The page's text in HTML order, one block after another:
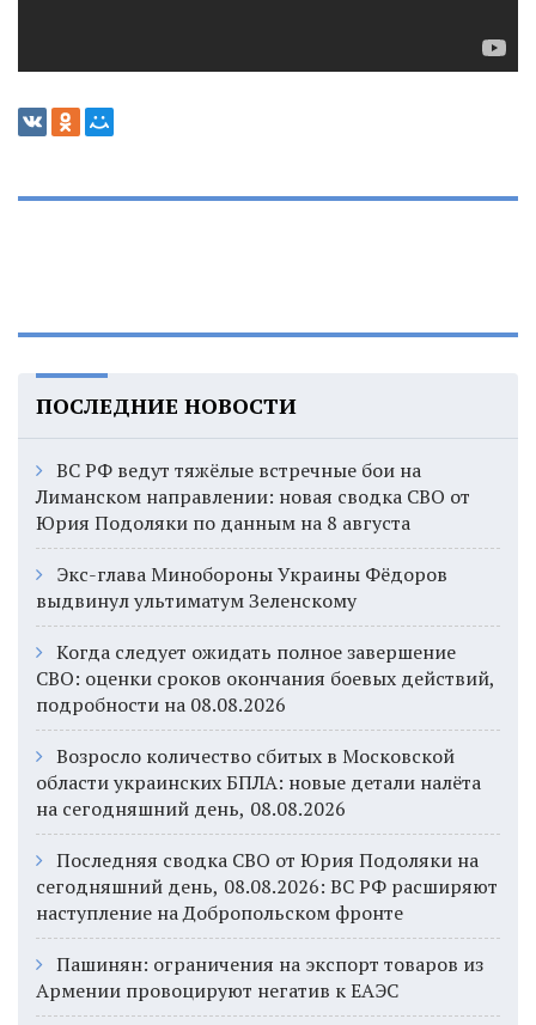
ПОСЛЕДНИЕ НОВОСТИ
ВС РФ ведут тяжёлые встречные бои на
Лиманском направлении: новая сводка СВО от
Юрия Подоляки по данным на 8 августа
Экс-глава Минобороны Украины Фёдоров
выдвинул ультиматум Зеленскому
Когда следует ожидать полное завершение
СВО: оценки сроков окончания боевых действий,
подробности на 08.08.2026
Возросло количество сбитых в Московской
области украинских БПЛА: новые детали налёта
на сегодняшний день, 08.08.2026
Последняя сводка СВО от Юрия Подоляки на
сегодняшний день, 08.08.2026: ВС РФ расширяют
наступление на Добропольском фронте
Пашинян: ограничения на экспорт товаров из
Армении провоцируют негатив к ЕАЭС